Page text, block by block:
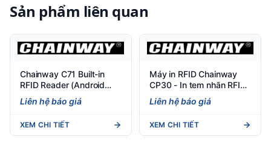
Sản phẩm liên quan
Chainway C71 Built-in
RFID Reader (Android
11/13) - Đầu đọc RFID
UHF Cầm Tay
Liên hệ báo giá
XEM CHI TIẾT
Máy in RFID Chainway
CP30 - In tem nhãn RFID,
in nhiệt trực tiếp/ chuyển
nhiệt
Liên hệ báo giá
XEM CHI TIẾT